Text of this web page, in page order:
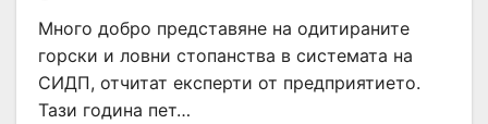
Много добро представяне на одитираните
горски и ловни стопанства в системата на
СИДП, отчитат експерти от предприятието.
Тази година пет…